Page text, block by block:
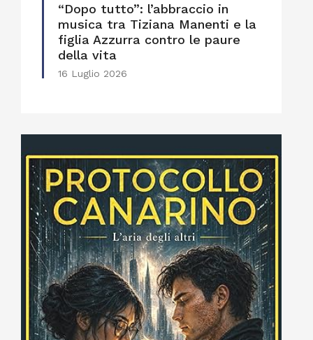
“Dopo tutto”: l’abbraccio in
musica tra Tiziana Manenti e la
figlia Azzurra contro le paure
della vita
16 Luglio 2026